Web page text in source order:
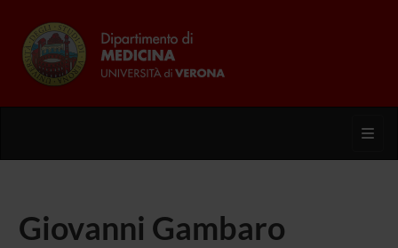
Giovanni Gambaro